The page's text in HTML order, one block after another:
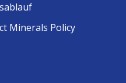
Minerals Policy